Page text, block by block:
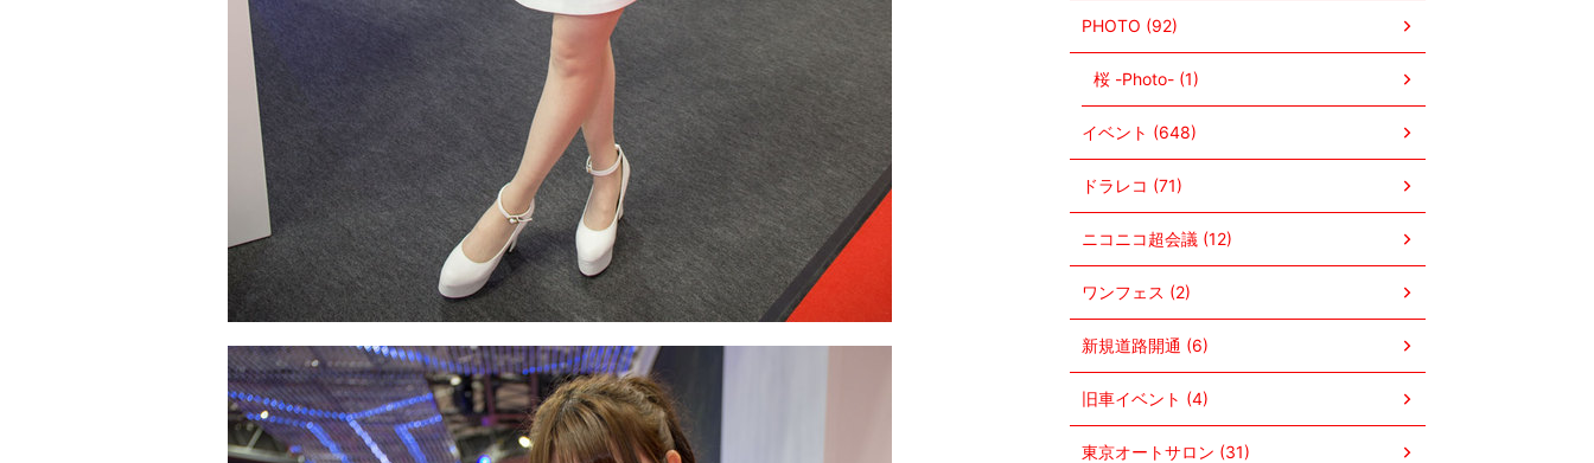
PHOTO (92)
桜 -Photo- (1)
イベント (648)
ドラレコ (71)
ニコニコ超会議 (12)
ワンフェス (2)
新規道路開通 (6)
旧車イベント (4)
東京オートサロン (31)